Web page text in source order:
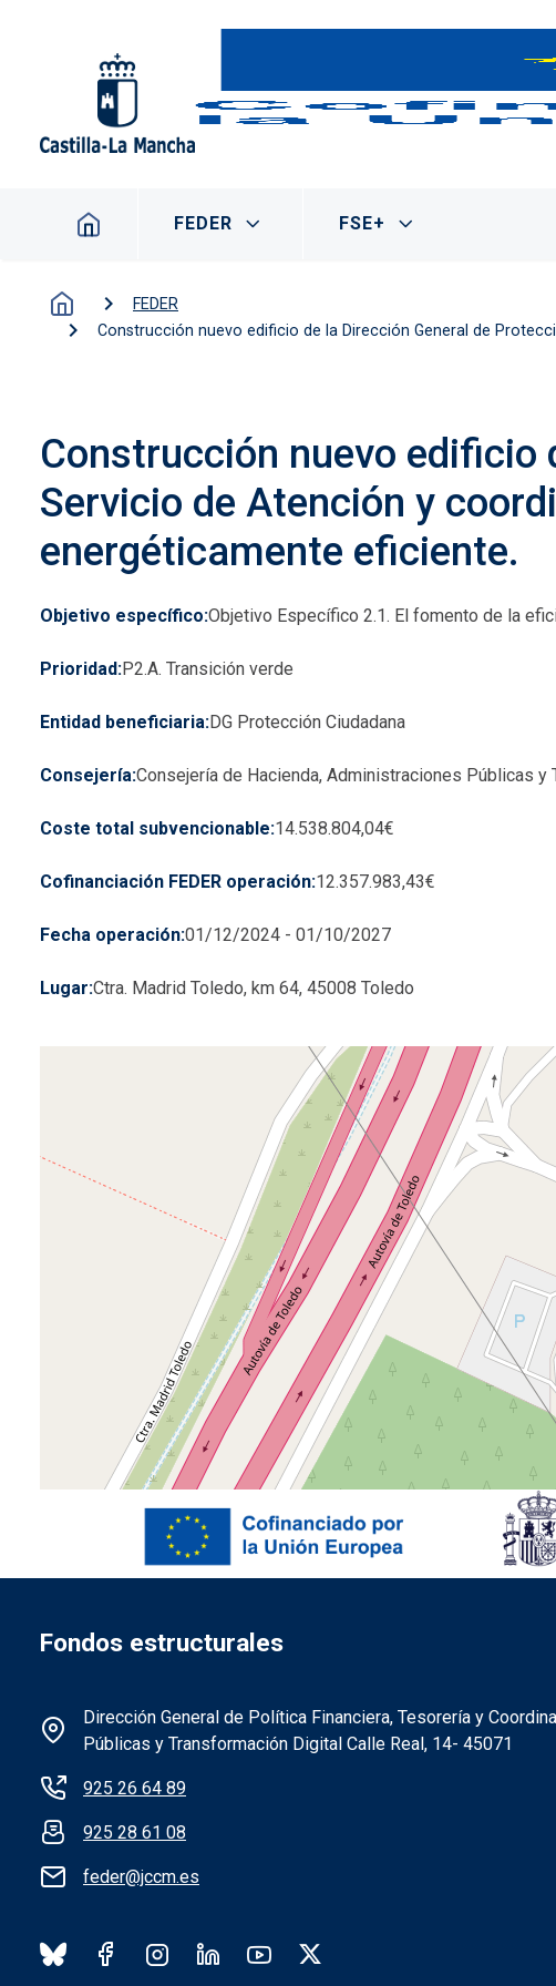
Navegación principal
FEDER FSE+
FEDER
Construcción nuevo edificio de la Dirección General de
Construcción nuevo edificio
Servicio de Atención y
energéticamente eficiente.
Objetivo específico Objetivo Específico 2.1. El fomento de la
Prioridad P2.A. Transición verde
Entidad beneficiaria DG Protección Ciudadana
Consejería Consejería de Hacienda, Administraciones Públicas y
Coste total subvencionable 14.538.804,04€
Cofinanciación FEDER operación 12.357.983,43€
Fecha operación 01/12/2024 - 01/10/2027
Lugar Ctra. Madrid Toledo, km 64, 45008 Toledo
Fondos estructurales
Información de la institución
Dirección General de Política Financiera, Tesorería y
Públicas y Transformación Digital Calle Real, 14- 45071
925 26 64 89
925 28 61 08
feder@jccm.es
Redes sociales institución FEDER